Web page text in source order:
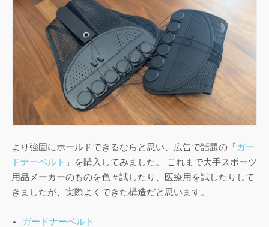
より強固にホールドできるならと思い、広告で話題の「 ガー
ドナーベルト 」を購入してみました。 これまで大手スポーツ
用品メーカーのものを色々試したり、医療用を試したりして
きましたが、実際よくできた構造だと思います。
ガードナーベルト